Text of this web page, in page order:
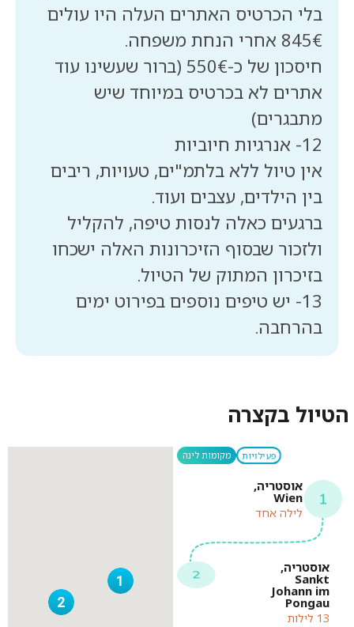
בלי הכרטיס האתרים העלה היו עולים
חיסכון של כ-550€ (ברור שעשינו עוד
אתרים לא בכרטיס במיוחד שיש
אין טיול ללא בלתמ"ים, טעויות, ריבים
ברגעים כאלה לנסות טיפה, להקליל
ולזכור שבסוף הזיכרונות האלה ישכחו
13- יש טיפים נוספים בפירוט ימים
בהרחבה.
הטיול בקצרה
פעילויות מקומות לינה
אוסטריה,
Wien
לילה אחד
אוסטריה,
Sankt
Johann im
Pongau
13 לילות
2
1